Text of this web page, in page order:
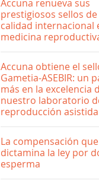
Accuna renueva sus
prestigiosos sellos de
calidad internacional
medicina
Accuna obtiene el
Gametia-ASEBIR: un
más en la excelencia
nuestro laboratorio
reproducción asistida
La compensación que
dictamina la ley por
esperma